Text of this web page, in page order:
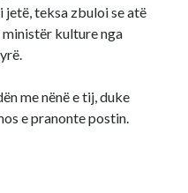
teksa zbuloi se atë
kulture nga
me nënë e tij, duke
e pranonte postin.